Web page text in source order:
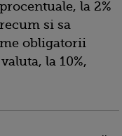
la 2%
si sa
obligatorii
la 10%,